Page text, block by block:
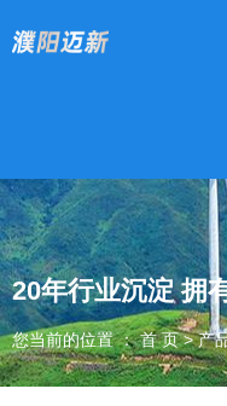
20年行业沉淀 拥
您当前的位置 ： 首 页>产